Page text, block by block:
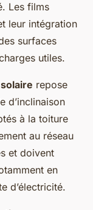
Les films
leur intégration
surfaces
utiles.
repose
d’inclinaison
à la toiture
au réseau
et doivent
en
d’électricité.